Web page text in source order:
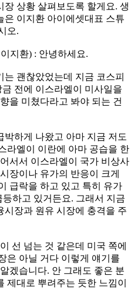
상황 살펴보도록 할게요. 생
이지환 아이에셋대표 스튜
오.
지환) : 안녕하세요.
괜찮았었는데 지금 코스피
전에 이스라엘이 미사일을
을 미쳤다라고 봐야 되는 건
하게 나왔고 아마 지금 저도
라엘이 이란에 아마 공습을 한
서서 이스라엘이 국가 비상사
장이나 유가의 반응이 크게
급락을 하고 있고 특히 유가
하고 있거든요. 그래서 지금
시장과 원유 시장에 충격을 주
선 넘는 것 같은데 미국 쪽에
은 아닐 거다 이렇게 얘기를
겠습니다. 안 그래도 좋은 분
제대로 뿌려주는 듯한 느낌이